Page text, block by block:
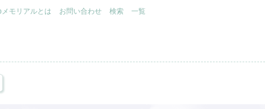
モリアルとは お問い合わせ 検索 一覧